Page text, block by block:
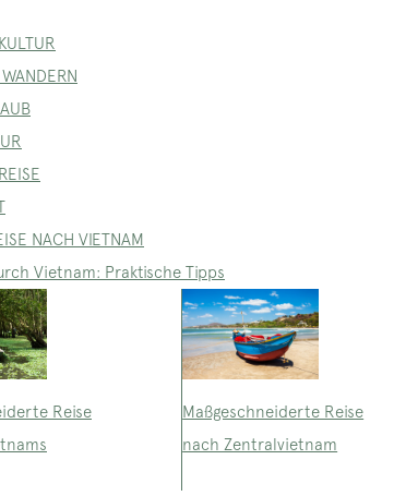
NACH VIETNAM
Vietnam: Praktische Tipps
Reise
Maßgeschneiderte Reise
nach Zentralvietnam